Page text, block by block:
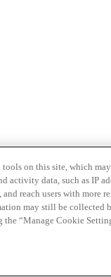
on this site, which
activity data, such as IP
and reach users with
may still be collected
“Manage Cookie